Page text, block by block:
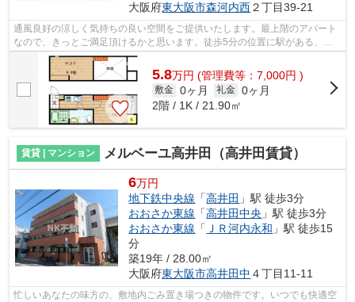
大阪府東大阪市森河内西２丁目39-21
通風良好の涼しく気持ちの良い空間をご提供いたします。最上階のアパート
なので、きっとご満足頂けるかと思います。徒歩5分の位置に駅がある、魅
力的な立地の物件です。外出が多いあな...
5.8万円 (管理費等：7,000円 )
敷金 0ヶ月 礼金 0ヶ月
2階 / 1K / 21.90㎡
賃貸 | マンション メルベーユ高井田（高井田賃貸）
6万円
地下鉄中央線 「高井田 」駅 徒歩3分
おおさか東線 「高井田中央 」駅 徒歩3分
おおさか東線 「 ＪＲ河内永和 」駅 徒歩15
分
築19年 / 28.00㎡
大阪府東大阪市高井田中 ４丁目11-11
忙しいあなたの味方の、敷地内ごみ置き場つきの物件です。いつでも快適空